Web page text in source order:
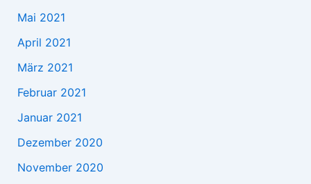
Mai 2021
April 2021
März 2021
Februar 2021
Januar 2021
Dezember 2020
November 2020